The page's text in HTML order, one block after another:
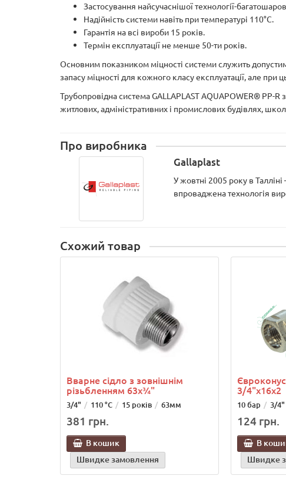
Застосування найсучаснішої технології-
Надійність системи навіть при температурі 110°С.
Гарантія на всі вироби 15 років.
Термін експлуатації не менше 50-ти років.
Основним показником міцності системи служить
запасу міцності для кожного класу експлуатації, але при
Трубопровідна система GALLAPLAST AQUAPOWER® PP-R
житлових, адміністративних і промислових будівлях,
Про виробника
Gallaplast
У жовтні 2005 року в
впроваджена технологія
Схожий товар
Вварне сідло з зовнішнім
різьбленням 63х¾"
3/4" 110 °C 15 років 63мм
381 грн.
В кошик
Швидке замовлення
3/4"х16х2
10 бар 3/4"
124 грн.
В
Швидке